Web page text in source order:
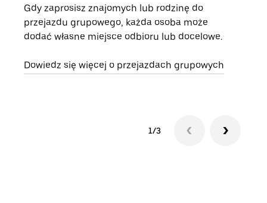
Gdy zaprosisz znajomych lub rodzinę do
przejazdu grupowego, każda osoba może
dodać własne miejsce odbioru lub docelowe.
Dowiedz się więcej o przejazdach grupowych
1/3